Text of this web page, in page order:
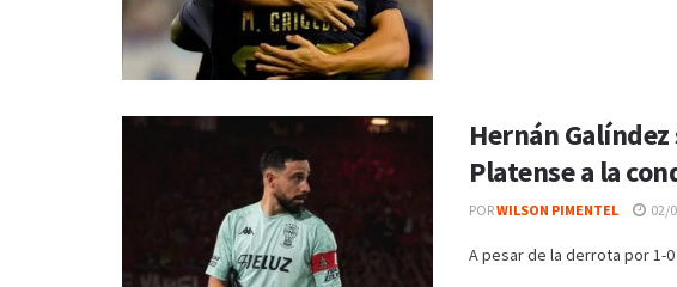
Hernán
Platense a la
PORWILSON PIMENTEL 02/
A pesar de la derrota por 1-